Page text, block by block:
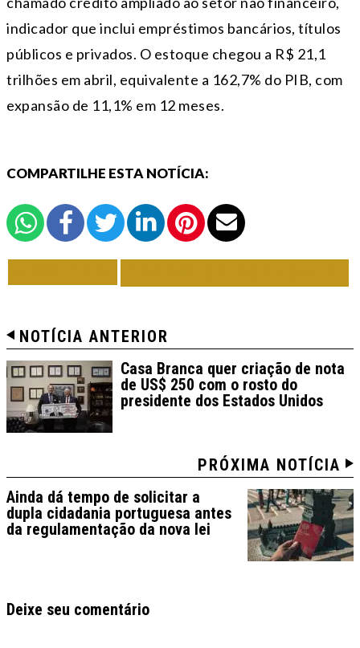
indicador que inclui empréstimos bancários, títulos
públicos e privados. O estoque chegou a R$ 21,1
trilhões em abril, equivalente a 162,7% do PIB, com
expansão de 11,1% em 12 meses.
COMPARTILHE ESTA NOTÍCIA:
NOTÍCIA ANTERIOR
Casa Branca quer criação de nota
de US$ 250 com o rosto do
presidente dos Estados Unidos
PRÓXIMA NOTÍCIA
Ainda dá tempo de solicitar a
dupla cidadania portuguesa antes
da regulamentação da nova lei
Deixe seu comentário